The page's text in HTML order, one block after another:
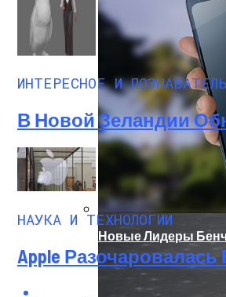
В Нидерландах
Новые Лидеры
ИНТЕРЕСНОЕ И
В Новой Зеландии
НАУКА И ТЕХНОЛОГИИ
Apple